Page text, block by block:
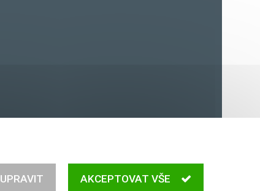
UPRAVIT AKCEPTOVAT VŠE